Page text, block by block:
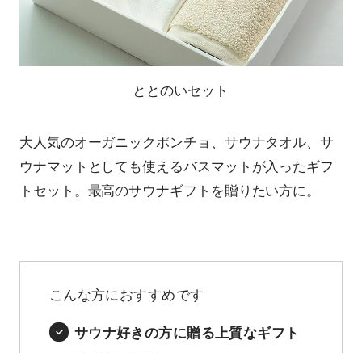
ととのいセット
大人気のオーガニックポンチョ、サウナタオル、サ
ウナマットとしても使えるバスマットが入ったギフ
トセット。最高のサウナギフトを贈りたい方に。
こんな方におすすめです
サウナ好きの方に贈る上質なギフト